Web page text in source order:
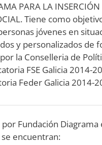
PARA LA
Tiene como
jóvenes en
y personalizados de
la Conselleria de
FSE Galicia 2014-
Feder Galicia 2014-
Fundación
encuentran: